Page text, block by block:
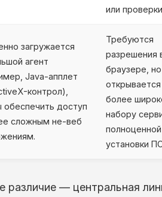
или
загружается
агент
Java-апплет
контрол),
обеспечить доступ
сложным не-веб
Требуются
разрешения
браузере, но
более
набору
полноценной
установки
различие — центральная